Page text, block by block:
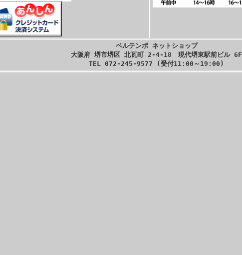
ベルテンポ ネットショップ
大阪府 堺市堺区 北瓦町 2-4-18 現代堺東駅前ビル 6F
TEL 072-245-9577 (受付11:00～19:00)